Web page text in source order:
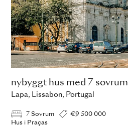
nybyggt hus med 7 sovrum
Lapa, Lissabon, Portugal
7 Sovrum
€9 500 000
Hus i Praças